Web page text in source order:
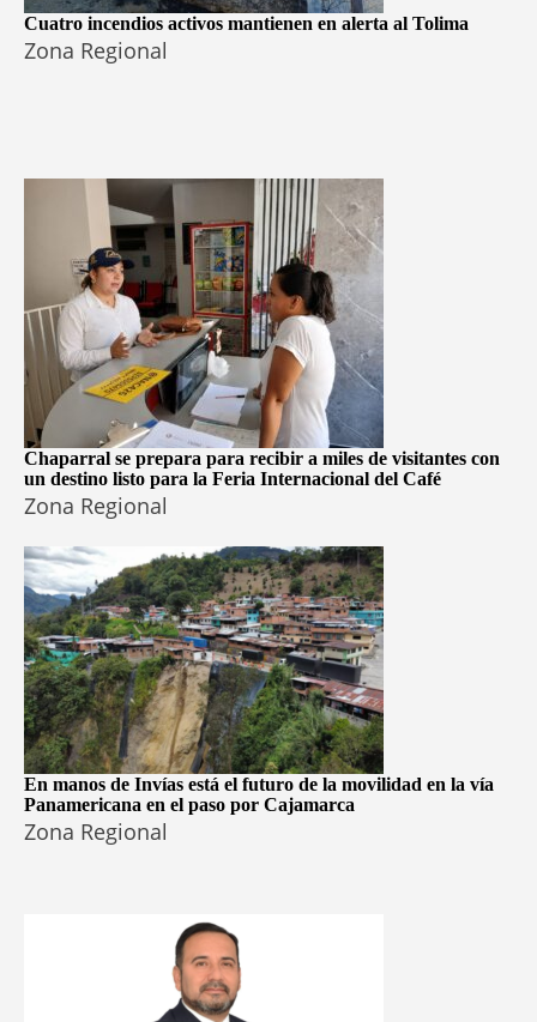
Cuatro incendios activos mantienen en alerta al Tolima
Zona Regional
Chaparral se prepara para recibir a miles de visitantes con
un destino listo para la Feria Internacional del Café
Zona Regional
En manos de Invías está el futuro de la movilidad en la vía
Panamericana en el paso por Cajamarca
Zona Regional